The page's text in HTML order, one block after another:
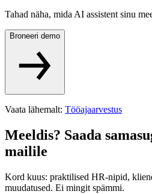
Tahad näha, mida AI assistent sinu
Broneeri demo
Vaata lähemalt: Tööajaarvestus
Meeldis? Saada
mailile
Kord kuus: praktilised HR-nipid,
muudatused. Ei mingit spämmi.